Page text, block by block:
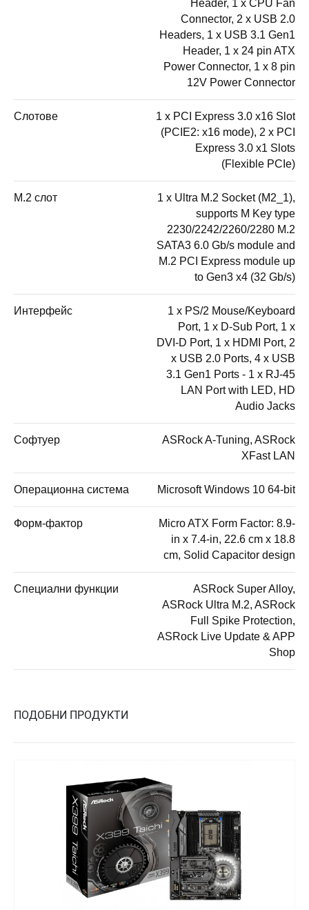
Header, 1 x CPU Fan
Connector, 2 x USB 2.0
Headers, 1 x USB 3.1 Gen1
Header, 1 x 24 pin ATX
Power Connector, 1 x 8 pin
12V Power Connector
Слотове
1 x PCI Express 3.0 x16 Slot
(PCIE2: x16 mode), 2 x PCI
Express 3.0 x1 Slots
(Flexible PCIe)
M.2 слот
1 x Ultra M.2 Socket (M2_1),
supports M Key type
2230/2242/2260/2280 M.2
SATA3 6.0 Gb/s module and
M.2 PCI Express module up
to Gen3 x4 (32 Gb/s)
Интерфейс
1 x PS/2 Mouse/Keyboard
Port, 1 x D-Sub Port, 1 x
DVI-D Port, 1 x HDMI Port, 2
x USB 2.0 Ports, 4 x USB
3.1 Gen1 Ports - 1 x RJ-45
LAN Port with LED, HD
Audio Jacks
Софтуер
ASRock A-Tuning, ASRock
XFast LAN
Операционна система Microsoft Windows 10 64-bit
Форм-фактор
Micro ATX Form Factor: 8.9-
in x 7.4-in, 22.6 cm x 18.8
cm, Solid Capacitor design
Специални функции
ASRock Super Alloy,
ASRock Ultra M.2, ASRock
Full Spike Protection,
ASRock Live Update & APP
Shop
ПОДОБНИ ПРОДУКТИ